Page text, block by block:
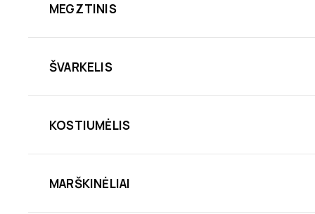
MEGZTINIS
ŠVARKELIS
KOSTIUMĖLIS
MARŠKINĖLIAI